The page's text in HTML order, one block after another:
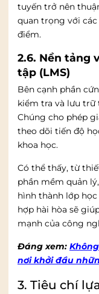
tuyến trở nên
quan trọng với
điểm.
2.6. Nền tảng
tập (LMS)
Bên cạnh phần
kiểm tra và lưu
Chúng cho phép
theo dõi tiến độ
khoa học.
Có thể thấy, từ
phần mềm quản
hình thành lớp
hợp hài hòa sẽ
mạnh của công
Đáng xem:
nơi khởi đầu
3. Tiêu chí